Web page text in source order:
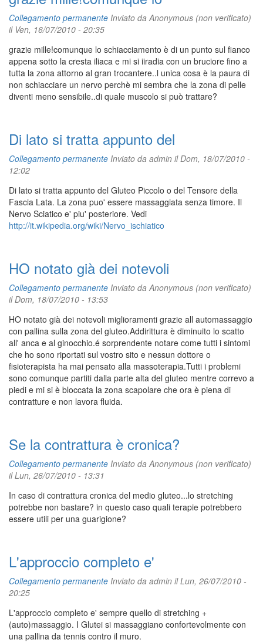
Collegamento permanente Inviato daAnonymous (non verificato)
il Ven, 16/07/2010 - 20:35
grazie mille!comunque lo schiacciamento è di un punto sul fianco
appena sotto la cresta iliaca e mi si iiradia con un bruciore fino a
tutta la zona attorno al gran trocantere..l unica cosa è la paura di
non schiacciare un nervo perchè mi sembra che la zona di pelle
diventi meno sensibile..di quale muscolo si può trattare?
Di lato si tratta appunto del
Collegamento permanente Inviato da admin il Dom, 18/07/2010 -
12:02
Di lato si tratta appunto del Gluteo Piccolo o del Tensore della
Fascia Lata. La zona puo' essere massaggiata senza timore. Il
Nervo Sciatico e' piu' posteriore. Vedi
http://it.wikipedia.org/wiki/Nervo_ischiatico
HO notato già dei notevoli
Collegamento permanente Inviato daAnonymous (non verificato)
il Dom, 18/07/2010 - 13:53
HO notato già dei notevoli miglioramenti grazie all automassaggio
con pallina sulla zona del gluteo.Addirittura è diminuito lo scatto
all' anca e al ginocchio.é sorprendente notare come tutti i sintomi
che ho sono riportati sul vostro sito e nessun dottore o
fisioterapista ha mai pensato alla massoterapia.Tutti i problemi
sono comunque partiti dalla parte alta del gluteo mentre correvo a
piedi e mi si è bloccata la zona scapolare che ora è piena di
contratture e non lavora fluida.
Se la contrattura è cronica?
Collegamento permanente Inviato daAnonymous (non verificato)
il Lun, 26/07/2010 - 13:31
In caso di contrattura cronica del medio gluteo...lo stretching
potrebbe non bastare? in questo caso quali terapie potrebbero
essere utili per una guarigione?
L'approccio completo e'
Collegamento permanente Inviato da admin il Lun, 26/07/2010 -
20:25
L'approccio completo e' sempre quello di stretching +
(auto)massaggio. I Glutei si massaggiano confortevolmente con
una pallina da tennis contro il muro.